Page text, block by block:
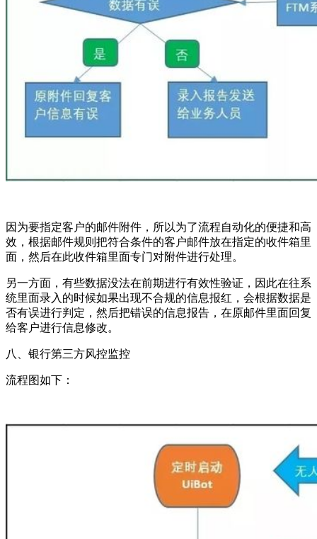
因为要指定客户的邮件附件，所以为了流程自动化的便捷和高
效，根据邮件规则把符合条件的客户邮件放在指定的收件箱里
面，然后在此收件箱里面专门对附件进行处理。
另一方面，有些数据没法在前期进行有效性验证，因此在往系
统里面录入的时候如果出现不合规的信息报红，会根据数据是
否有误进行判定，然后把错误的信息报告，在原邮件里面回复
给客户进行信息修改。
八、银行第三方风控监控
流程图如下：